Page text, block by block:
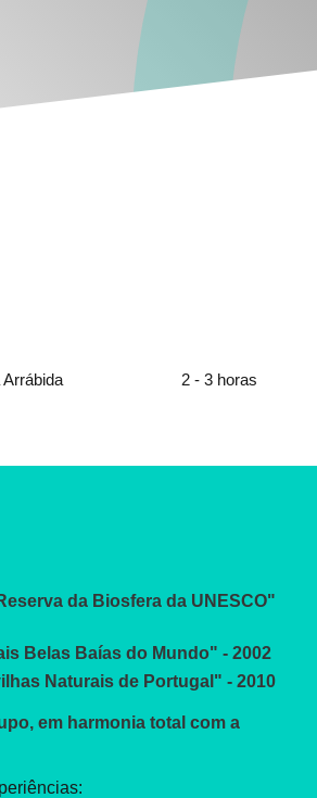
2 - 3 horas
da Biosfera da UNESCO"
Belas Baías do Mundo" - 2002
Naturais de Portugal" - 2010
em harmonia total com a